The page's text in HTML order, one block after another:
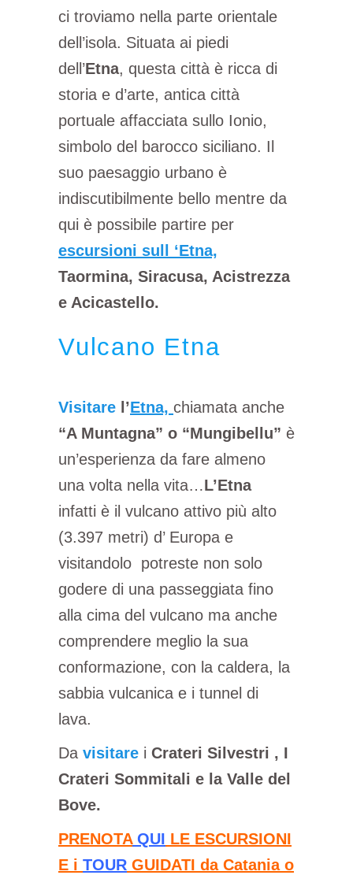
ci troviamo nella parte orientale
dell’isola. Situata ai piedi
dell’Etna, questa città è ricca di
storia e d’arte, antica città
portuale affacciata sullo Ionio,
simbolo del barocco siciliano. Il
suo paesaggio urbano è
indiscutibilmente bello mentre da
qui è possibile partire per
escursioni sull ‘Etna,
Taormina, Siracusa, Acistrezza
e Acicastello.
Vulcano Etna
Visitare l’Etna, chiamata anche
“A Muntagna” o “Mungibellu” è
un’esperienza da fare almeno
una volta nella vita…L’Etna
infatti è il vulcano attivo più alto
(3.397 metri) d’ Europa e
visitandolo potreste non solo
godere di una passeggiata fino
alla cima del vulcano ma anche
comprendere meglio la sua
conformazione, con la caldera, la
sabbia vulcanica e i tunnel di
lava.
Da visitare i Crateri Silvestri , I
Crateri Sommitali e la Valle del
Bove.
PRENOTAQUI LE ESCURSIONI
E i TOUR GUIDATI da Cataniao